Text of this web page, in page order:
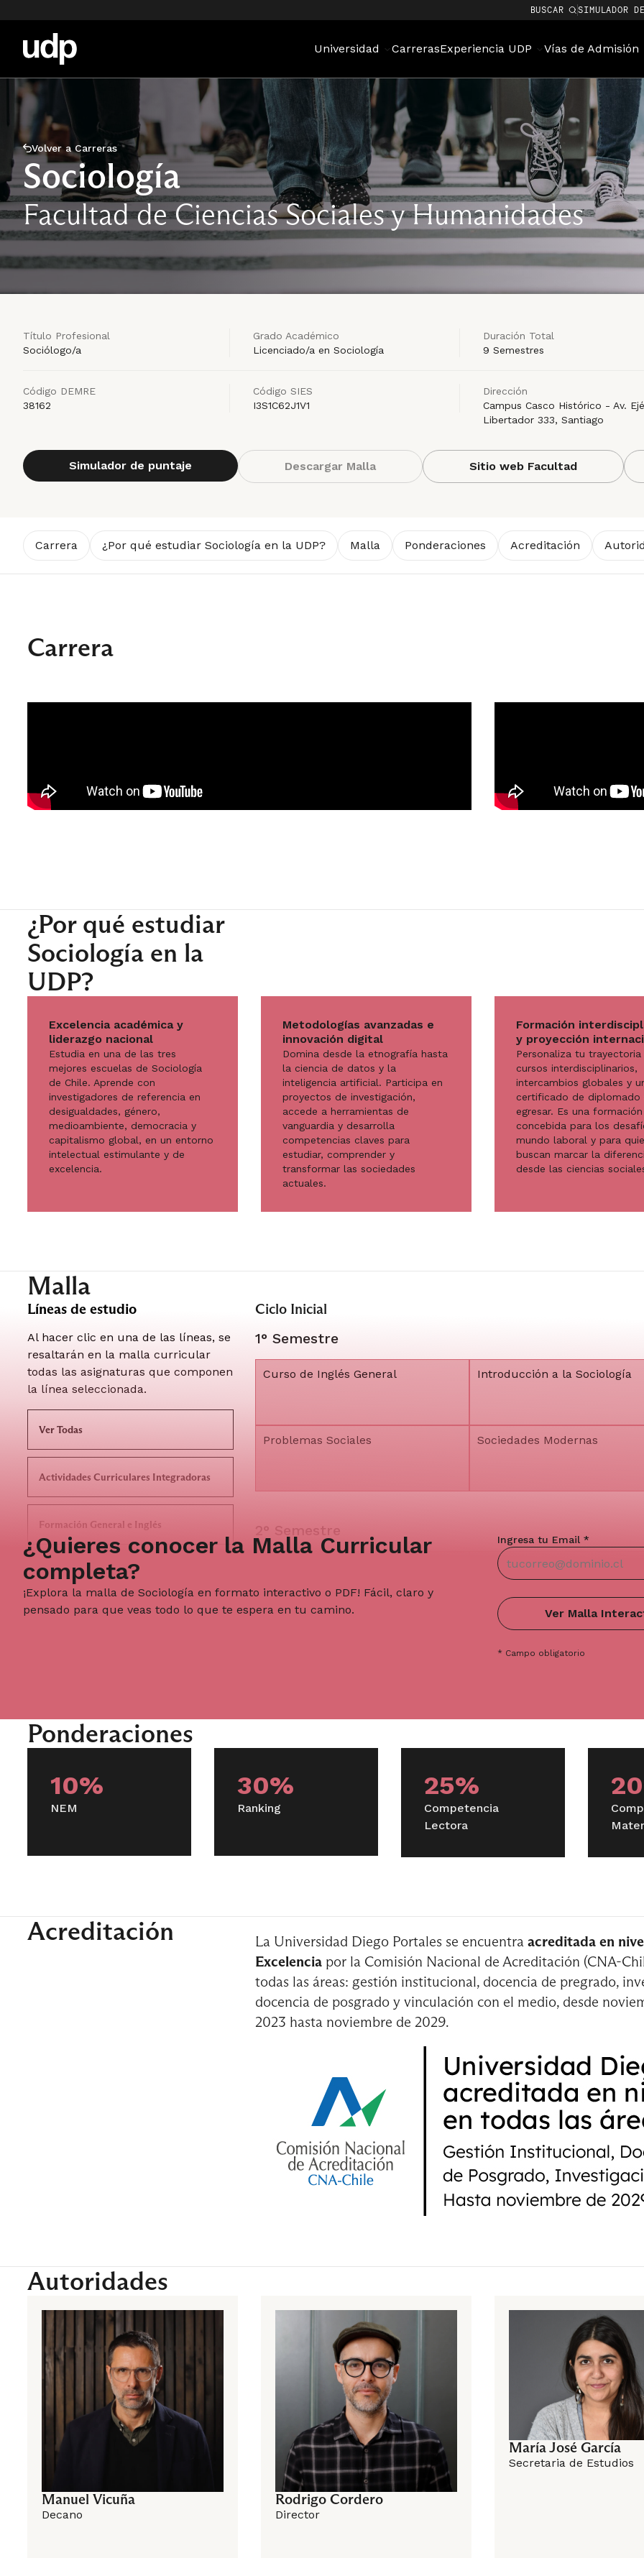
BUSCAR SIMULADOR
Universidad CarrerasExperiencia UDP Vías de Admisión
Volver a Carreras
Sociología
Facultad de Ciencias Sociales y Humanidades
Título Profesional
Sociólogo/a
Grado Académico
Licenciado/a en Sociología
Duración Total
9 Semestres
Código DEMRE
38162
Código SIES
I3S1C62J1V1
Dirección
Campus Casco Histórico - Av.
Libertador 333, Santiago
Simulador de puntaje Descargar Malla Sitio web Facultad
Carrera ¿Por qué estudiar Sociología en la UDP? Malla Ponderaciones Acreditación
Carrera
¿Por qué estudiar
Sociología en la
UDP?
Excelencia académica y
liderazgo nacional
Estudia en una de las tres
mejores escuelas de Sociología
de Chile. Aprende con
investigadores de referencia en
desigualdades, género,
medioambiente, democracia y
capitalismo global, en un entorno
intelectual estimulante y de
excelencia.
Metodologías avanzadas e
innovación digital
Domina desde la etnografía hasta
la ciencia de datos y la
inteligencia artificial. Participa en
proyectos de investigación,
accede a herramientas de
vanguardia y desarrolla
competencias claves para
estudiar, comprender y
transformar las sociedades
actuales.
Formación
y proyección
Personaliza tu trayectoria
cursos interdisciplinarios,
intercambios globales y
certificado de diplomado
egresar. Es una formación
concebida para los
mundo laboral y para
buscan marcar la
desde las ciencias
Malla
¿Quieres conocer la Malla Curricular
completa?
¡Explora la malla de Sociología en formato interactivo o PDF! Fácil, claro y
pensado para que veas todo lo que te espera en tu camino.
Ingresa tu Email *
Ver Malla
* Campo obligatorio
Líneas de estudio
Al hacer clic en una de las líneas, se
resaltarán en la malla curricular
todas las asignaturas que componen
la línea seleccionada.
Ver Todas
Actividades Curriculares Integradoras
Formación General e Inglés
Fundamentos Conceptuales e Históricos
de la Sociología
Sociologías de Profundización
Ciclo Inicial
1° Semestre
Curso de Inglés General Introducción a la Sociología
Problemas Sociales Sociedades Modernas
2° Semestre
Curso de Inglés General
Lógica de la Investigación
3° Semestre
Estructura y Sistemas Sociales
Ciclo Profundización
4° Semestre
Acción e Interacción Social Análisis Multivariado I
Diseño y Evaluación de Proyectos
Culturas y Prácticas Curso de Formación General
Curso de Formación General Curso de Formación General
Sociología de Profundización 3 Sociología de Profundización
Ciclo Profesional
Ponderaciones
10%
NEM
30%
Ranking
25%
Competencia
Lectora
Acreditación La Universidad Diego Portales se encuentra acreditada en
Excelencia por la Comisión Nacional de Acreditación (CNA-
todas las áreas: gestión institucional, docencia de pregrado,
docencia de posgrado y vinculación con el medio, desde
2023 hasta noviembre de 2029.
Autoridades
Manuel Vicuña
Decano
Rodrigo Cordero
Director
María José García
Secretaria de Estudios